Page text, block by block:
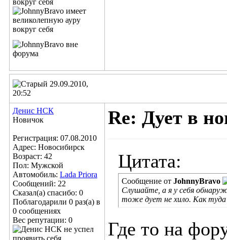
29.09.2010,
20:52
Денис НСК
Новичок
Регистрация: 07.08.2010
Адрес: Новосибирск
Возраст: 42
Пол: Мужской
Автомобиль: Lada Priora
Сообщений: 22
Сказал(а) спасибо: 0
Поблагодарили 0 раз(а) в
0 сообщениях
Вес репутации: 0
Re: Дует в
Цитата:
Сообщение от JohnnyBravo
Слушайте, а я у себя
тоже дует не хило. Как туда
Где то на